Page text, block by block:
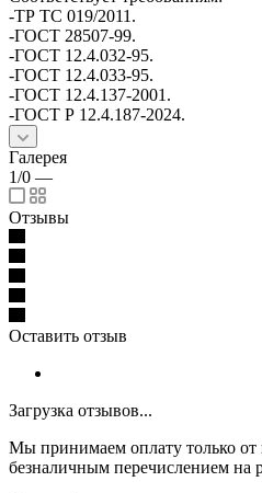
-ТР ТС 019/2011.
-ГОСТ 28507-99.
-ГОСТ 12.4.032-95.
-ГОСТ 12.4.033-95.
-ГОСТ 12.4.137-2001.
-ГОСТ Р 12.4.187-2024.
Галерея
1/0 —
Отзывы
Оставить отзыв
Загрузка отзывов...
Мы принимаем оплату только
безналичным перечислением на